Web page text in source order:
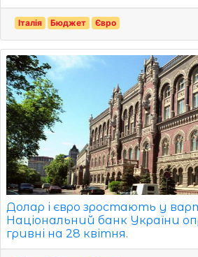
Італія Бюджет Євро
Долар і євро зростають у
Національний банк України
гривні на 28 квітня.